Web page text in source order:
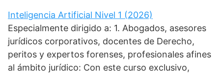
Inteligencia Artificial Nivel 1 (2026)
Especialmente dirigido a: 1. Abogados, asesores
jurídicos corporativos, docentes de Derecho,
peritos y expertos forenses, profesionales afines
al ámbito jurídico: Con este curso exclusivo,